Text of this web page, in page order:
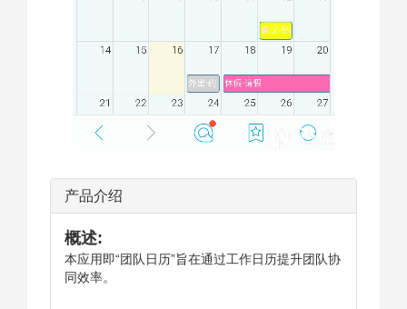
产品介绍
概述:
本应用即“团队日历”旨在通过工作日历提升团队协
同效率。